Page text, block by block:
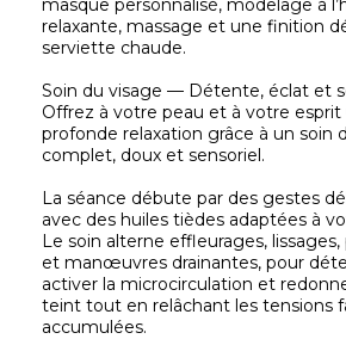
masque personnalisé, modelage à
relaxante, massage et une finition
serviette chaude.
Soin du visage — Détente, éclat et
Offrez à votre peau et à votre
profonde relaxation grâce à un soin
complet, doux et sensoriel.
La séance débute par des gestes
avec des huiles tièdes adaptées à
Le soin alterne effleurages,
et manœuvres drainantes, pour
activer la microcirculation et
teint tout en relâchant les tensions
accumulées.